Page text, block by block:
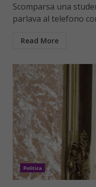
Scomparsa una
parlava al telefono
Read More
Politica